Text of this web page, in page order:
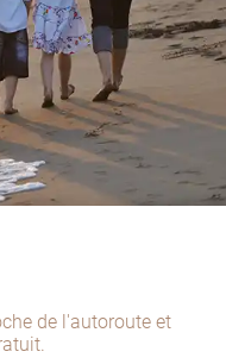
de l'autoroute et